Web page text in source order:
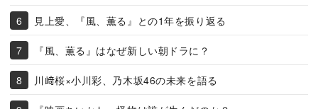
見上愛、『風、薫る』との1年を振り返る
『風、薫る』はなぜ新しい朝ドラに？
川﨑桜×小川彩、乃木坂46の未来を語る